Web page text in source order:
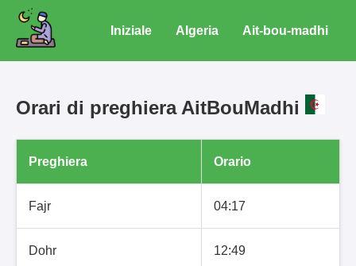
Iniziale Algeria Ait-bou-madhi
Orari di preghiera AitBouMadhi
Preghiera Orario
Fajr 04:17
Dohr 12:49